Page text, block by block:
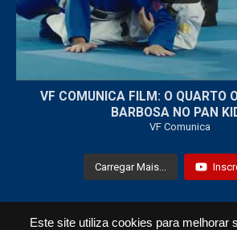
Este site utiliza cookies para melhorar
VF COMUNICA FILM: O QUARTO
BARBOSA NO PAN
VF Comunica
Carregar Mais...